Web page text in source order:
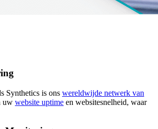
Synthetics is ons wereldwijde netwerk van
uw website uptime en websitesnelheid, waar